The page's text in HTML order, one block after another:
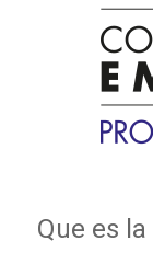
Que es la